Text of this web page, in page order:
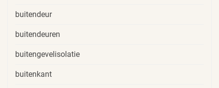
buitendeur
buitendeuren
buitengevelisolatie
buitenkant